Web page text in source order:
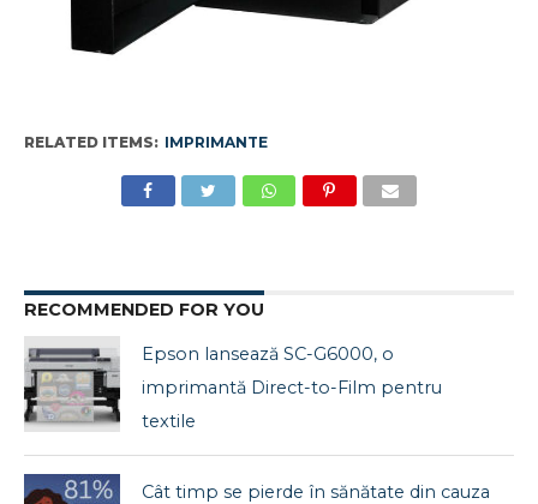
RELATED ITEMS: IMPRIMANTE
RECOMMENDED FOR YOU
Epson lansează SC-G6000, o
imprimantă Direct-to-Film pentru
textile
Cât timp se pierde în sănătate din cauza